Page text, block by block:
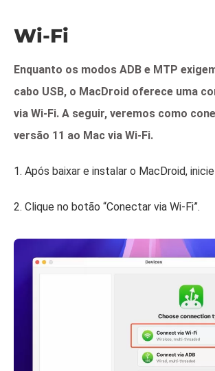
Wi-Fi
Enquanto os modos ADB e MTP
cabo USB, o MacDroid oferece uma
via Wi-Fi. A seguir, veremos como
versão 11 ao Mac via Wi-Fi.
1. Após baixar e instalar o MacDroid,
2. Clique no botão “Conectar via Wi-Fi”.